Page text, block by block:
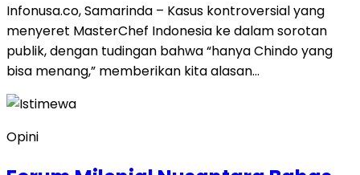
Infonusa.co, Samarinda – Kasus kontroversial yang
menyeret MasterChef Indonesia ke dalam sorotan
publik, dengan tudingan bahwa “hanya Chindo yang
bisa menang,” memberikan kita alasan…
Opini